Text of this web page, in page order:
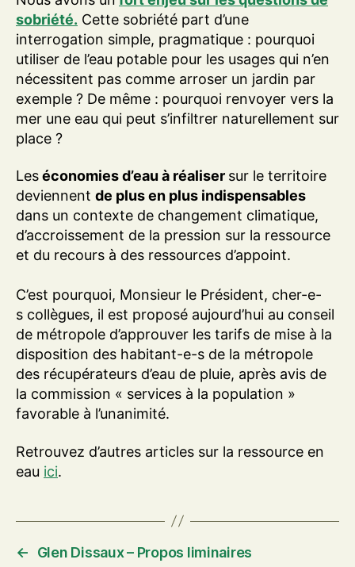
sobriété. Cette sobriété part d’une
interrogation simple, pragmatique : pourquoi
utiliser de l’eau potable pour les usages qui n’en
nécessitent pas comme arroser un jardin par
exemple ? De même : pourquoi renvoyer vers la
mer une eau qui peut s’infiltrer naturellement sur
place ?
Leséconomies d’eau à réaliser sur le territoire
deviennent de plus en plus indispensables
dans un contexte de changement climatique,
d’accroissement de la pression sur la ressource
et du recours à des ressources d’appoint.
C’est pourquoi, Monsieur le Président, cher-e-
s collègues, il est proposé aujourd’hui au conseil
de métropole d’approuver les tarifs de mise à la
disposition des habitant-e-s de la métropole
des récupérateurs d’eau de pluie, après avis de
la commission « services à la population »
favorable à l’unanimité.
Retrouvez d’autres articles sur la ressource en
eau ici.
←
Glen Dissaux – Propos liminaires